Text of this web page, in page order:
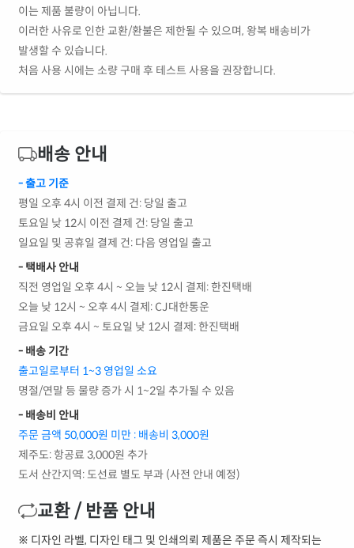
이는 제품 불량이 아닙니다.
이러한 사유로 인한 교환/환불은 제한될 수 있으며, 왕복 배송비가
발생할 수 있습니다.
처음 사용 시에는 소량 구매 후 테스트 사용을 권장합니다.
배송 안내
- 출고 기준
평일 오후 4시 이전 결제 건: 당일 출고
토요일 낮 12시 이전 결제 건: 당일 출고
일요일 및 공휴일 결제 건: 다음 영업일 출고
- 택배사 안내
직전 영업일 오후 4시 ~ 오늘 낮 12시 결제: 한진택배
오늘 낮 12시 ~ 오후 4시 결제: CJ대한통운
금요일 오후 4시 ~ 토요일 낮 12시 결제: 한진택배
- 배송 기간
출고일로부터 1~3 영업일 소요
명절/연말 등 물량 증가 시 1~2일 추가될 수 있음
- 배송비 안내
주문 금액 50,000원 미만 : 배송비 3,000원
제주도: 항공료 3,000원 추가
도서 산간지역: 도선료 별도 부과 (사전 안내 예정)
교환 / 반품 안내
※ 디자인 라벨, 디자인 태그 및 인쇄의뢰 제품은 주문 즉시 제작되는